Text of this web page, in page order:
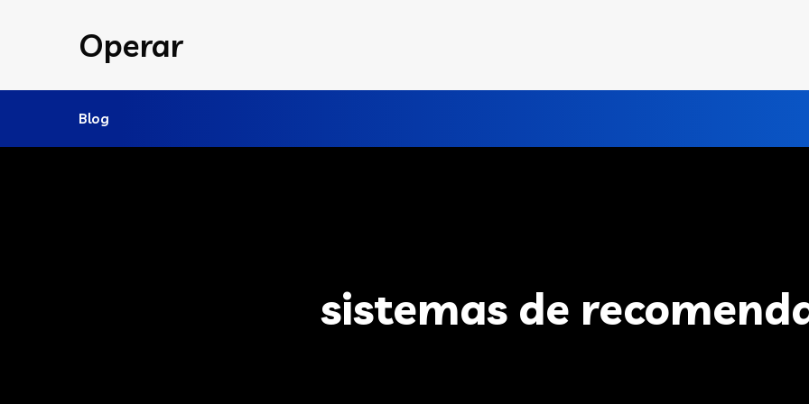
Operar
Blog
sistemas de